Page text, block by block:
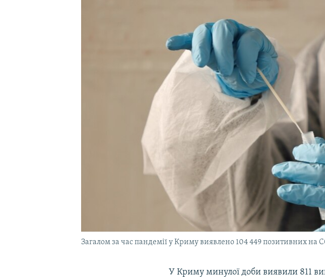
Загалом за час пандемії у Криму виявлено 104 449 позитивних на
У Криму минулої доби виявили 811